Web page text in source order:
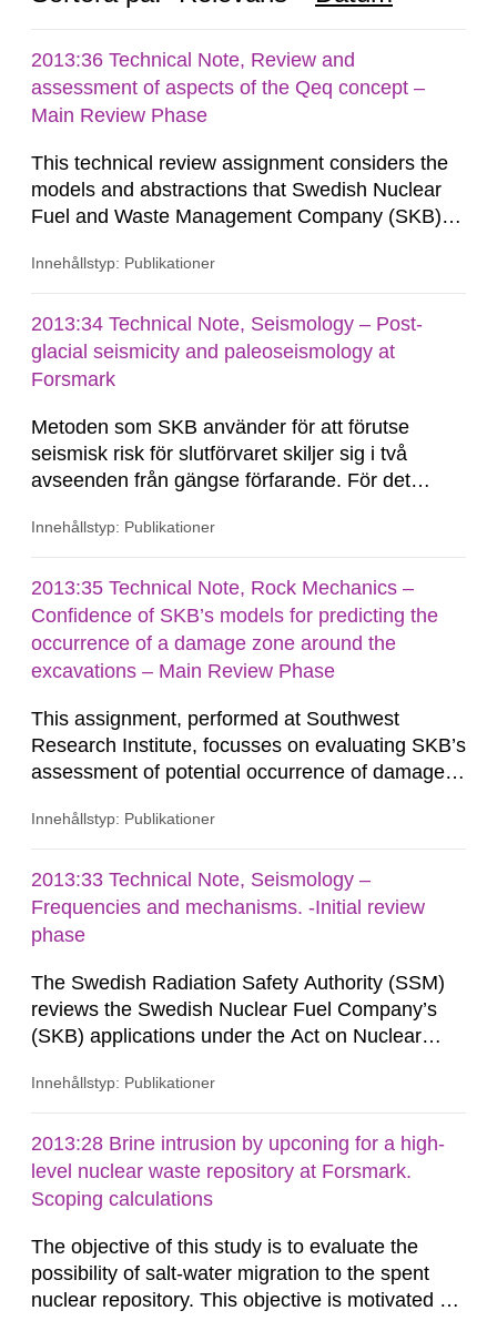
2013:36 Technical Note, Review and
assessment of aspects of the Qeq concept –
Main Review Phase
This technical review assignment considers the
models and abstractions that Swedish Nuclear
Fuel and Waste Management Company (SKB)
constituents in the near field at the Forsmark
transport. SKB uses the Qeq parameter to scale
concentration gradients in order to estimate
dissolved-species fluxes...
Innehållstyp: Publikationer
2013:34 Technical Note, Seismology – Post-
glacial seismicity and paleoseismology at
Forsmark
Metoden som SKB använder för att förutse
seismisk risk för slutförvaret skiljer sig i två
avseenden från gängse förfarande. För det
beräknade utifrån numeriska bergmekaniska
riskanalys för förkastningsrörelse...
Innehållstyp: Publikationer
2013:35 Technical Note, Rock Mechanics –
Confidence of SKB’s models for predicting the
occurrence of a damage zone around the
excavations – Main Review Phase
This assignment, performed at Southwest
Research Institute, focusses on evaluating SKB’s
assessment of potential occurrence of damaged
damaged zone or EDZ) around underground
authors’ evaluation of SKB’s assessment in the
specific area based on questions raised by SSM.
The evaluation includes...
Innehållstyp: Publikationer
2013:33 Technical Note, Seismology –
Frequencies and mechanisms. -Initial review
phase
The Swedish Radiation Safety Authority (SSM)
reviews the Swedish Nuclear Fuel Company’s
(SKB) applications under the Act on Nuclear
operation of a repository for spent nuclear fuel
review, SSM commissions consultants to carry
out work in order to obtain information on specific
issues. The...
Innehållstyp: Publikationer
2013:28 Brine intrusion by upconing for a high-
level nuclear waste repository at Forsmark.
Scoping calculations
The objective of this study is to evaluate the
possibility of salt-water migration to the spent
nuclear repository. This objective is motivated by